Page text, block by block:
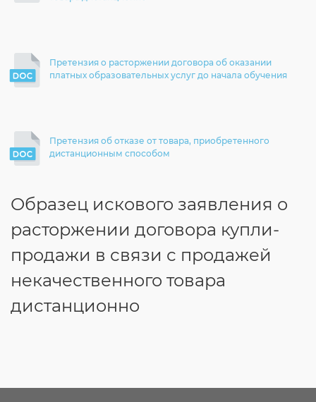
Претензия о расторжении договора об оказании
платных образовательных услуг до начала обучения
Претензия об отказе от товара, приобретенного
дистанционным способом
Образец искового заявления о
расторжении договора купли-
продажи в связи с продажей
некачественного товара
дистанционно